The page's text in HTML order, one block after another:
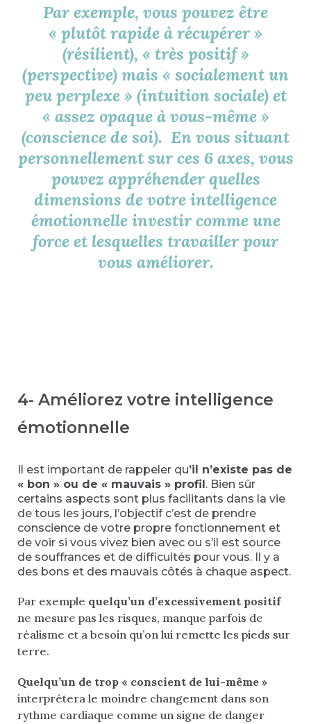
Par exemple, vous pouvez être
« plutôt rapide à récupérer »
(résilient), « très positif »
(perspective) mais « socialement un
peu perplexe » (intuition sociale) et
« assez opaque à vous-même »
(conscience de soi). En vous situant
personnellement sur ces 6 axes, vous
pouvez appréhender quelles
dimensions de votre intelligence
émotionnelle investir comme une
force et lesquelles travailler pour
vous améliorer.
4- Améliorez votre intelligence
émotionnelle
Il est important de rappeler qu’il n’existe pas de
« bon » ou de « mauvais » profil. Bien sûr
certains aspects sont plus facilitants dans la vie
de tous les jours, l’objectif c’est de prendre
conscience de votre propre fonctionnement et
de voir si vous vivez bien avec ou s’il est source
de souffrances et de difficultés pour vous. Il y a
des bons et des mauvais côtés à chaque aspect.
Par exemple quelqu’un d’excessivement positif
ne mesure pas les risques, manque parfois de
réalisme et a besoin qu’on lui remette les pieds sur
terre.
Quelqu’un de trop « conscient de lui-même »
interprétera le moindre changement dans son
rythme cardiaque comme un signe de danger